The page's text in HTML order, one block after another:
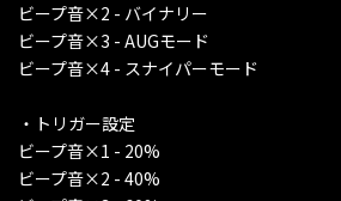
ビープ音×2 - バイナリー
ビープ音×3 - AUGモード
ビープ音×4 - スナイパーモード
・トリガー設定
ビープ音×1 - 20%
ビープ音×2 - 40%